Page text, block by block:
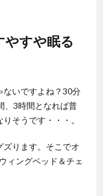
やすや眠る
ないですよね？30分
、3時間となれば普
そうです・・・。
ります。そこでオ
ィングベッド＆チェ